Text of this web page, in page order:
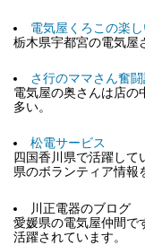
電気屋くろこの楽し
栃木県宇都宮の電気
さ行のママさん奮
電気屋の奥さんは店の
多い。
松電サービス
四国香川県で活躍して
県のボランティア情報
川正電器のブログ
愛媛県の電気屋仲間
活躍されています。